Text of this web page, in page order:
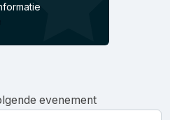
evenement